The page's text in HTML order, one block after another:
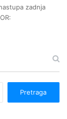
zadnja